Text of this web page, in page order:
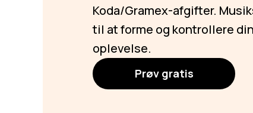
Koda/Gramex-afgifter.
til at forme og kontrollere
oplevelse.
Prøv gratis